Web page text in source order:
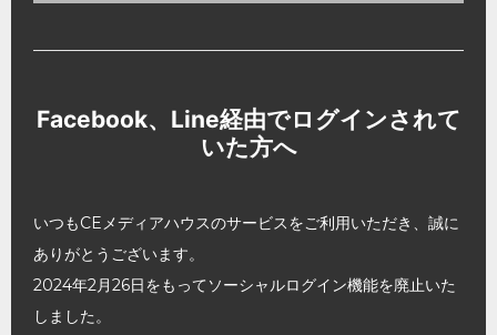
Facebook、Line経由でログインされて
いた方へ
いつもCEメディアハウスのサービスをご利用いただき、誠に
ありがとうございます。
2024年2月26日をもってソーシャルログイン機能を廃止いた
しました。